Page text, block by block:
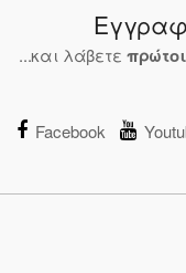
...και λάβετε
Facebook